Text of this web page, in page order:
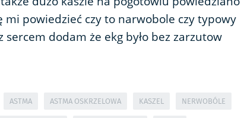
mi powiedzieć czy to narwobole czy typowy
sercem dodam że ekg było bez zarzutow
ASTMA ASTMA OSKRZELOWA KASZEL NERWOBÓLE